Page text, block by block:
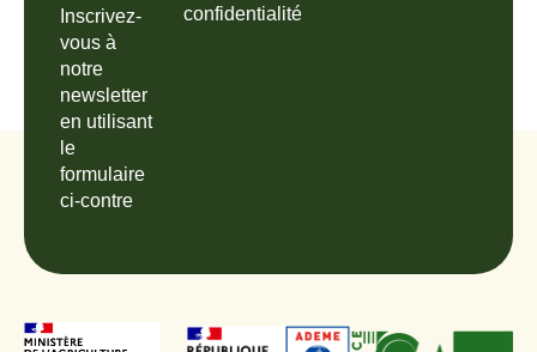
Inscrivez-
vous à
notre
newsletter
en utilisant
le
formulaire
ci-contre
confidentialité